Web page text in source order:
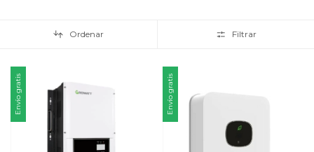
Ordenar Filtrar
Envío gratis Envío gratis